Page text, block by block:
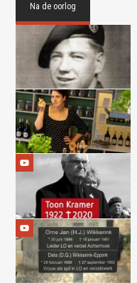
Na de oorlog